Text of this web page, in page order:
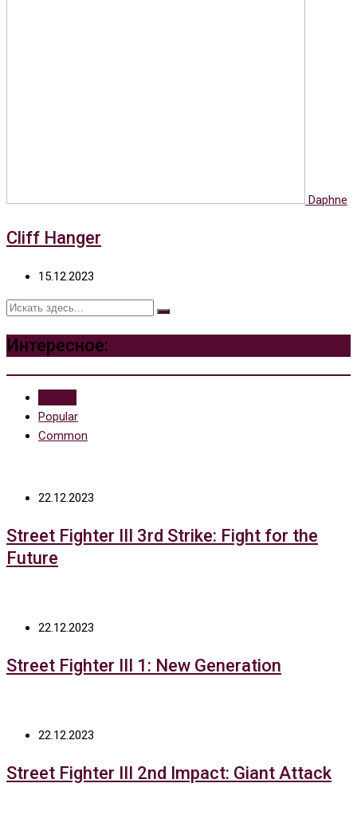
Daphne
Cliff Hanger
15.12.2023
Интересное:
Popular
Common
22.12.2023
Street Fighter III 3rd Strike: Fight for the
Future
22.12.2023
Street Fighter III 1: New Generation
22.12.2023
Street Fighter III 2nd Impact: Giant Attack